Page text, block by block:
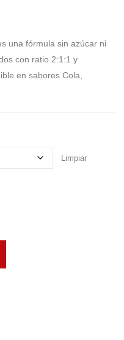
una fórmula sin azúcar ni
con ratio 2:1:1 y
en sabores Cola,
Limpiar